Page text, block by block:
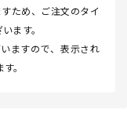
ため、ご注文のタイ
ます。
ますので、表示され
。